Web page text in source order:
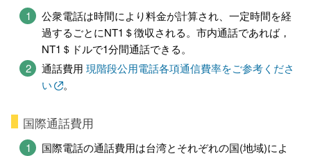
公衆電話は時間により料金が計算され、一定時間を経
過するごとにNT1＄徴収される。市内通話であれば，
NT1＄ドルで1分間通話できる。
通話費用 現階段公用電話各項通信費率をご参考くださ
い
。
国際通話費用
国際電話の通話費用は台湾とそれぞれの国(地域)によ